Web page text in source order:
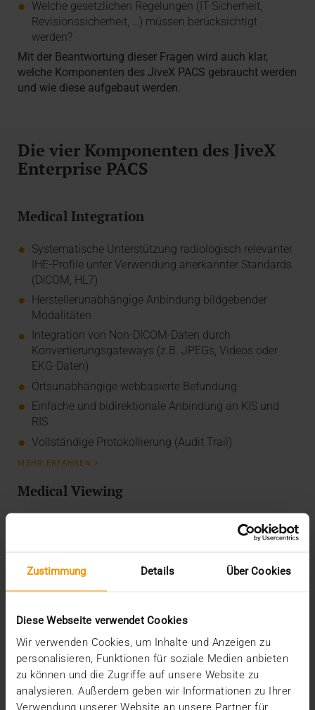
Zustimmung Details Über Cookies
Diese Webseite verwendet Cookies
Wir verwenden Cookies, um Inhalte und Anzeigen zu
personalisieren, Funktionen für soziale Medien anbieten
zu können und die Zugriffe auf unsere Website zu
analysieren. Außerdem geben wir Informationen zu Ihrer
Verwendung unserer Website an unsere Partner für
Welche gesetzlichen Regelungen (IT-Sicherheit,
Revisionssicherheit, …) müssen berücksichtigt
werden?
Mit der Beantwortung dieser Fragen wird auch klar,
welche Komponenten des JiveX PACS gebraucht werden
und wie diese aufgebaut werden.
Die vier Komponenten des JiveX
Enterprise PACS
Medical Integration
Systematische Unterstützung radiologisch relevanter
IHE-Profile unter Verwendung anerkannter Standards
(DICOM, HL7)
Herstellerunabhängige Anbindung bildgebender
Modalitäten
Integration von Non-DICOM-Daten durch
Konvertierungsgateways (z.B. JPEGs, Videos oder
EKG-Daten)
Ortsunabhängige webbasierte Befundung
Einfache und bidirektionale Anbindung an KIS und
RIS
Vollständige Protokollierung (Audit Trail)
MEHR ERFAHREN >
Medical Viewing
Umfangreiche, individuelle Hängeprotokolle
Effizient integrierte Nachverarbeitungsroutinen wie
Direkter Aufruf von Spezialsoftware aus JiveX und
damit direkt aus dem Befundungskontext heraus
Unterstützung interdisziplinärer Zusammenarbeit
Demonstrationslösungen
Spezialisierte Lösung für das Screening
(Onlinekonsensuskonferenz)
Auswertung und Darstellung von KI-spezifischen